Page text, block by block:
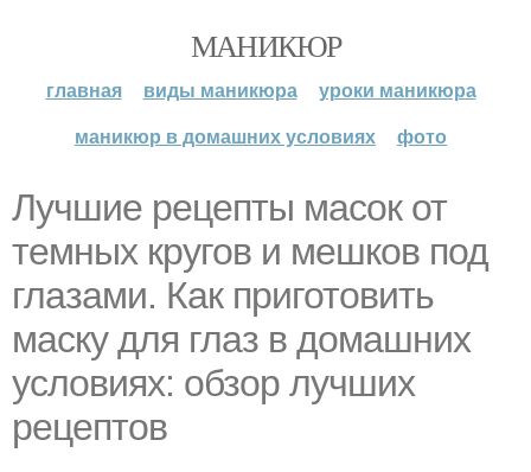
МАНИКЮР
главная виды маникюра
уроки маникюра
маникюр в домашних условиях
фото
Лучшие рецепты масок от
темных кругов и мешков под
глазами. Как приготовить
маску для глаз в домашних
условиях: обзор лучших
рецептов